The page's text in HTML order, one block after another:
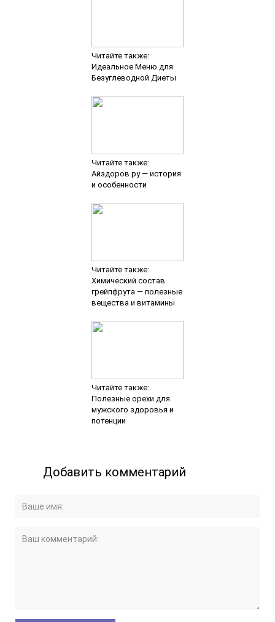
Читайте также:
Идеальное Меню для
Безуглеводной Диеты
Читайте также:
Айздоров ру — история
и особенности
Читайте также:
Химический состав
грейпфрута — полезные
вещества и витамины
Читайте также:
Полезные орехи для
мужского здоровья и
потенции
Добавить комментарий